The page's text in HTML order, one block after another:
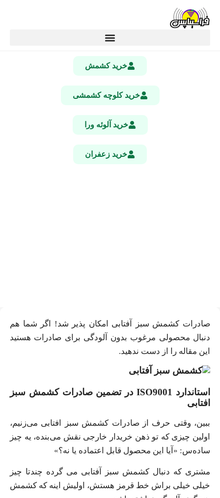
خرید کشمش
خرید کلوچه کشمشی
خرید آلوئه ورا
خرید زعفران
صادرات کشمش سبز آفتابی امکان پذیر شد! اگر شما هم
دنبال محصولی مرغوب بدون آلودگی برای صادرات هستید
این مقاله را از دست ندهید.
استاندارد ISO9001 در تضمین صادرات کشمش سبز
افتابی
ببین، وقتی حرف از صادرات کشمش سبز افتابی می‌زنیم،
اولین چیزی که تو ذهن خریدار خارجی نقش می‌بنده، یه چیز
ساده‌س: «آیا این محصول قابل اعتماده یا نه؟»
مشتری که دنبال کشمش سبز آفتابی می گرده چندتا چیز
خیلی خیلی براش خط قرمز هستش، اولیش اینه که کشمش